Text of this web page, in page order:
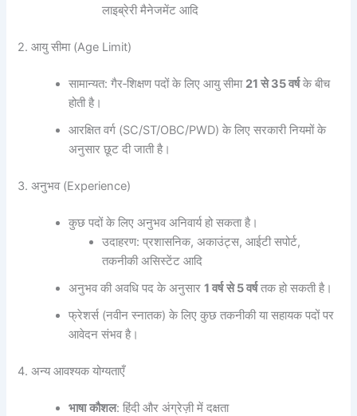
लाइब्रेरी मैनेजमेंट आदि
2. आयु सीमा (Age Limit)
सामान्यत: गैर‑शिक्षण पदों के लिए आयु सीमा 21से35वर्षके बीच
होती है।
आरक्षित वर्ग (SC/ST/OBC/PWD) के लिए सरकारी नियमों के
अनुसार छूट दी जाती है।
3. अनुभव (Experience)
कुछ पदों के लिए अनुभव अनिवार्य हो सकता है।
उदाहरण: प्रशासनिक, अकाउंट्स, आईटी सपोर्ट,
तकनीकी असिस्टेंट आदि
अनुभव की अवधि पद के अनुसार1वर्ष से5वर्षतक हो सकती है।
फ्रेशर्स (नवीन स्नातक) के लिए कुछ तकनीकी या सहायक पदों पर
आवेदन संभव है।
4. अन्य आवश्यक योग्यताएँ
भाषा कौशल: हिंदी और अंग्रेज़ी में दक्षता